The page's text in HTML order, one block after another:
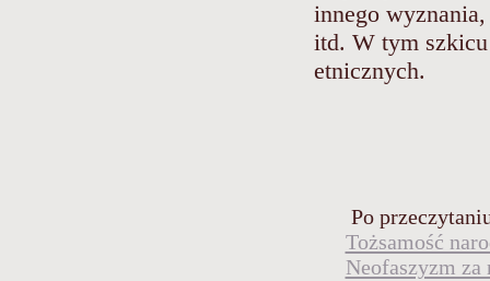
innego
itd. W tym szkicu
etnicznych.
Po
Tożsamość
Neofaszyzm za